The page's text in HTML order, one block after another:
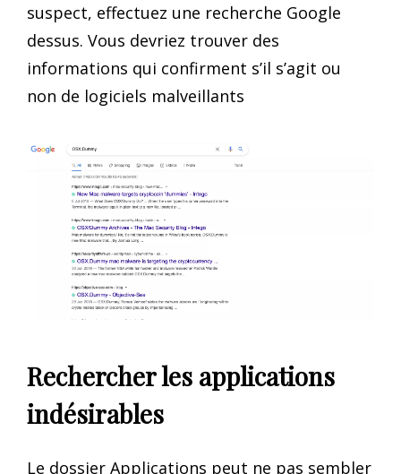
suspect, effectuez une recherche Google
dessus. Vous devriez trouver des
informations qui confirment s’il s’agit ou
non de logiciels malveillants
Rechercher les applications
indésirables
Le dossier Applications peut ne pas sembler